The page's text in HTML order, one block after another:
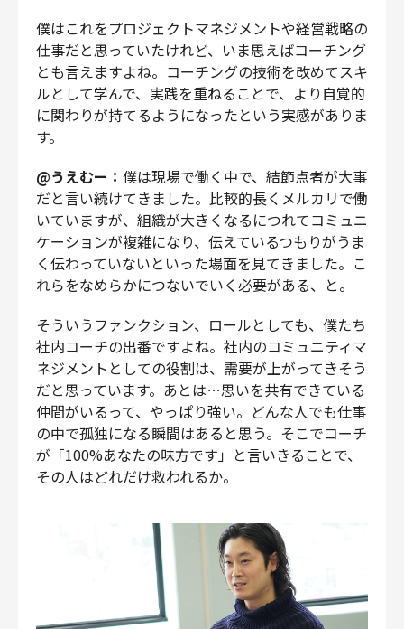
僕はこれをプロジェクトマネジメントや経営戦略の
仕事だと思っていたけれど、いま思えばコーチング
とも言えますよね。コーチングの技術を改めてスキ
ルとして学んで、実践を重ねることで、より自覚的
に関わりが持てるようになったという実感がありま
す。
@うえむー： 僕は現場で働く中で、結節点者が大事
だと言い続けてきました。比較的長くメルカリで働
いていますが、組織が大きくなるにつれてコミュニ
ケーションが複雑になり、伝えているつもりがうま
く伝わっていないといった場面を見てきました。こ
れらをなめらかにつないでいく必要がある、と。
そういうファンクション、ロールとしても、僕たち
社内コーチの出番ですよね。社内のコミュニティマ
ネジメントとしての役割は、需要が上がってきそう
だと思っています。あとは…思いを共有できている
仲間がいるって、やっぱり強い。どんな人でも仕事
の中で孤独になる瞬間はあると思う。そこでコーチ
が「100%あなたの味方です」と言いきることで、
その人はどれだけ救われるか。